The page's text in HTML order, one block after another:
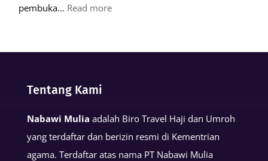
pembuka… Read more:
Muslim
Tentang Kami
Nabawi Mulia adalah Biro Travel Haji dan Umroh
yang terdaftar dan berizin resmi di Kementrian
agama. Terdaftar atas nama PT Nabawi Mulia